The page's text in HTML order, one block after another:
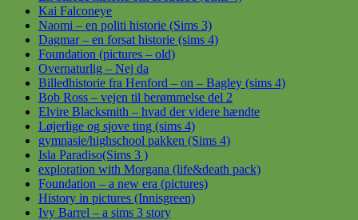
Kai Falconeye
Naomi – en politi historie (Sims 3)
Dagmar – en forsat historie (sims 4)
Foundation (pictures – old)
Overnaturlig – Nej da
Billedhistorie fra Henford – on – Bagley (sims 4)
Bob Ross – vejen til berømmelse del 2
Elvire Blacksmith – hvad der videre hændte
Løjerlige og sjove ting (sims 4)
gymnasie/highschool pakken (Sims 4)
Isla Paradiso(Sims 3 )
exploration with Morgana (life&death pack)
Foundation – a new era (pictures)
History in pictures (Innisgreen)
Ivy Barrel – a sims 3 story